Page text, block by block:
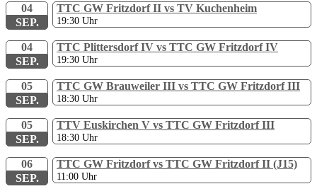
04
SEP.
TTC GW Fritzdorf II vs TV Kuchenheim
19:30 Uhr
04
SEP.
TTC Plittersdorf IV vs TTC GW Fritzdorf IV
19:30 Uhr
05
SEP.
TTC GW Brauweiler III vs TTC GW Fritzdorf III
18:30 Uhr
05
SEP.
TTV Euskirchen V vs TTC GW Fritzdorf III
18:30 Uhr
06
SEP.
TTC GW Fritzdorf vs TTC GW Fritzdorf II (J15)
11:00 Uhr